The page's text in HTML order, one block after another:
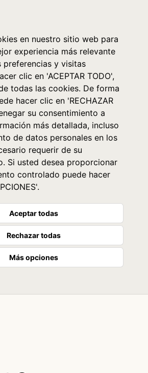
en nuestro sitio web para
experiencia más relevante
preferencias y visitas
clic en 'ACEPTAR TODO',
todas las cookies. De forma
hacer clic en 'RECHAZAR
su consentimiento a
más detallada, incluso
de datos personales en los
requerir de su
Si usted desea proporcionar
controlado puede hacer
Aceptar todas
Rechazar todas
Más opciones